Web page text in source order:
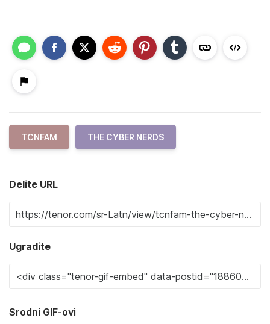
TCNFAM THE CYBER NERDS
Delite URL
Ugradite
Srodni GIF-ovi